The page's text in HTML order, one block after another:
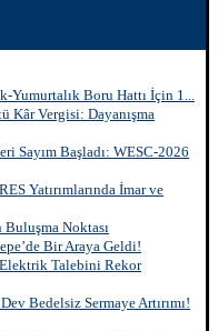
Yumurtalık Boru Hattı İçin 1...
Kâr Vergisi: Dayanışma
Sayım Başladı: WESC-2026
Yatırımlarında İmar ve
Noktası
Bir Araya Geldi!
Talebini Rekor
Bedelsiz Sermaye Artırımı!